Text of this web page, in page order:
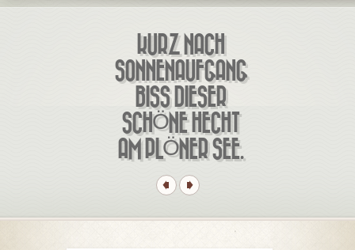
KURZ NACH
SONNENAUFGANG
BISS DIESER
SCHÖNE HECHT
AM PLÖNER SEE.